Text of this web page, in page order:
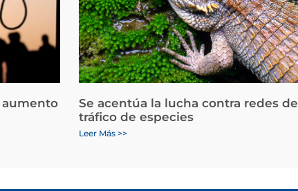
aumento
Se acentúa la lucha contra redes de
tráfico de especies
Leer Más >>